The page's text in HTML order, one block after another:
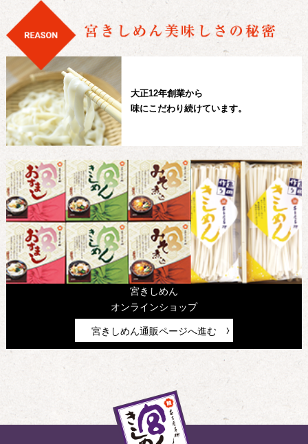
大正12年創業から
味にこだわり続けています。
宮きしめん
オンラインショップ
宮きしめん通販ページへ進む